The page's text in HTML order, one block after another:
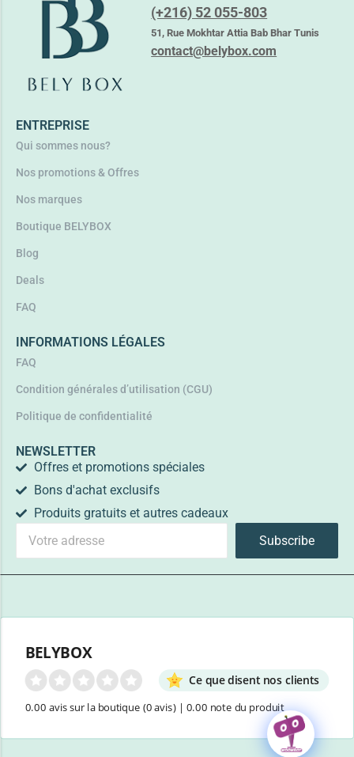
ALANIA PURETE + VIT C GEL NETTOYANT
37,350TND
Lire la suite
(+216) 52 055-803
51, Rue Mokhtar Attia Bab Bhar Tunis
contact@belybox.com
ENTREPRISE
Qui sommes nous?
Nos promotions & Offres
Nos marques
Boutique BELYBOX
Blog
Deals
FAQ
INFORMATIONS LÉGALES
FAQ
Condition générales d’utilisation (CGU)
Politique de confidentialité
NEWSLETTER
Offres et promotions spéciales
Bons d'achat exclusifs
Produits gratuits et autres cadeaux
Subscribe
BELYBOX
Ce que disent nos clients
0.00 avis sur la boutique (0 avis)| 0.00 note du produit